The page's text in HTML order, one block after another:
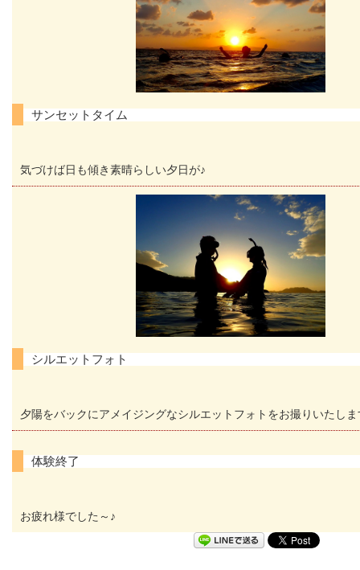
サンセットタイム
気づけば日も傾き素晴らしい夕日が♪
シルエットフォト
夕陽をバックにアメイジングなシルエットフォトをお撮りいたしま
体験終了
お疲れ様でした～♪